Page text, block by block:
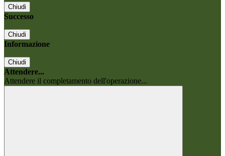
Chiudi
Successo
Chiudi
Informazione
Chiudi
Attendere...
Attendere il completamento dell'operazione...